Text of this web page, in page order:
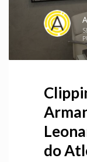
do